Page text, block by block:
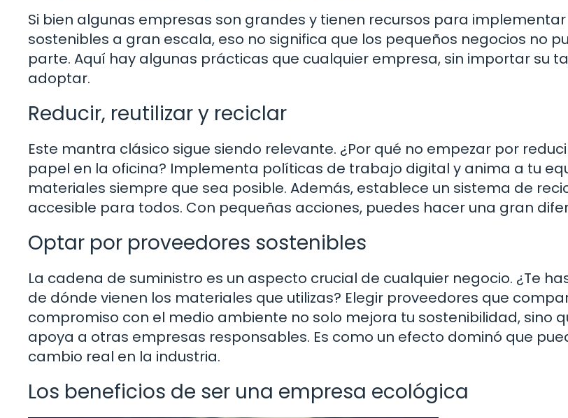
Si bien algunas empresas son grandes y tienen recursos para
sostenibles a gran escala, eso no significa que los pequeños negocios no
parte. Aquí hay algunas prácticas que cualquier empresa, sin importar su
adoptar.
Reducir, reutilizar y reciclar
Este mantra clásico sigue siendo relevante. ¿Por qué no empezar por
papel en la oficina? Implementa políticas de trabajo digital y anima a tu
materiales siempre que sea posible. Además, establece un sistema de
accesible para todos. Con pequeñas acciones, puedes hacer una gran
Optar por proveedores sostenibles
La cadena de suministro es un aspecto crucial de cualquier negocio. ¿Te
de dónde vienen los materiales que utilizas? Elegir proveedores que
compromiso con el medio ambiente no solo mejora tu sostenibilidad, sino
apoya a otras empresas responsables. Es como un efecto dominó que
cambio real en la industria.
Los beneficios de ser una empresa ecológica